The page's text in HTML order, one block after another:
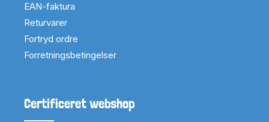
EAN-faktura
Returvarer
Fortryd ordre
Forretningsbetingelser
Certificeret webshop